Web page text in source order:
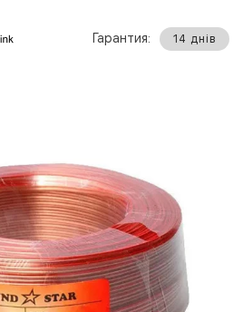
Гарантия: 14 днів